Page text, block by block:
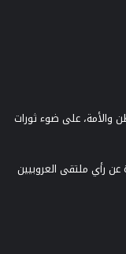
والأمة، على ضوء ثورات
عن رأي ملتقى العروبيين